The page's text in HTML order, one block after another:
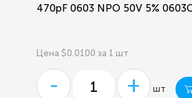
470pF 0603 NPO 50V 5%
Цена $0.0100 за 1 шт
- + шт